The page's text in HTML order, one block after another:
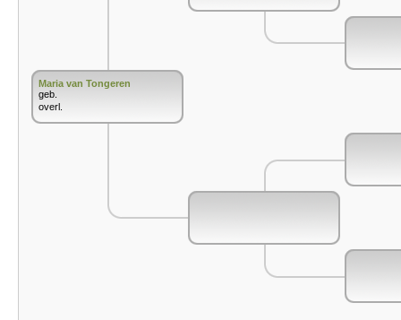
Maria van Tongeren
geb.
overl.